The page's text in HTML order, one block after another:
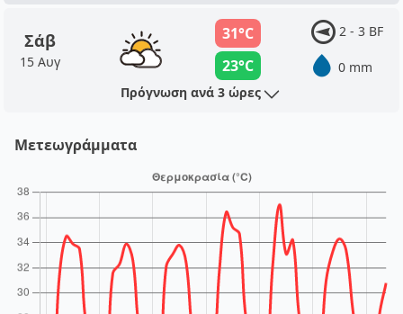
Σάβ
15 Αυγ
31°C
23°C
2 - 3 BF
0 mm
Πρόγνωση ανά 3 ώρες
Μετεωγράμματα